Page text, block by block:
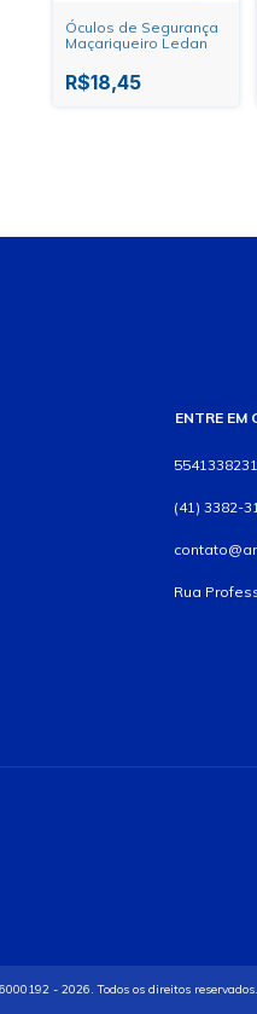
Óculos de Segurança
Maçariqueiro Ledan
R$18,45
ENTRE EM
(41) 3382-
Rua
- 2026. Todos os direitos reservados.